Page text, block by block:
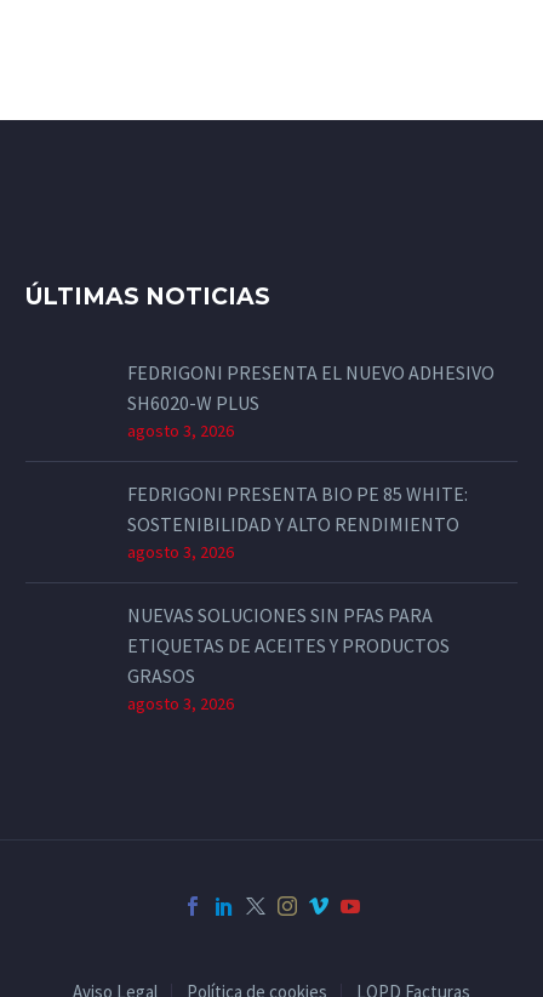
ÚLTIMAS NOTICIAS
FEDRIGONI PRESENTA EL NUEVO ADHESIVO
SH6020-W PLUS
agosto 3, 2026
FEDRIGONI PRESENTA BIO PE 85 WHITE:
SOSTENIBILIDAD Y ALTO RENDIMIENTO
agosto 3, 2026
NUEVAS SOLUCIONES SIN PFAS PARA
ETIQUETAS DE ACEITES Y PRODUCTOS
GRASOS
agosto 3, 2026
Aviso Legal Política de cookies LOPD Facturas